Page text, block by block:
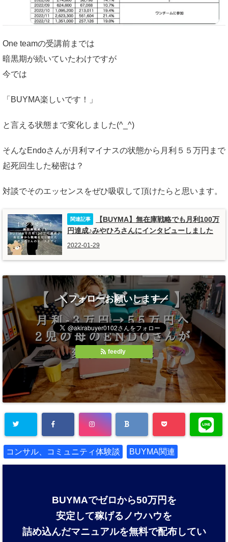
One teamの受講前までは
暗黒期が続いていたわけですが
今では
「BUYMA楽しいです！」
と言える状態まで変化しました(^_^)
そんなEndoさんが月利マイナスの状態から月利５５万円まで
起死回生した秘密は？
対談でそのエッセンスをぜひ吸収して頂けたらと思います。
【BUYMA】無在庫戦略でも月利100万
円達成♪みやひろさんにインタビューしました
2022-01-29
＼フォローお願いします／
feedly
コンサル、コミュニティ体験談 BUYMA関連
BUYMAでゼロから50万円を
安定して稼げるノウハウを
詰め込んだマニュアルを無料で配布してい